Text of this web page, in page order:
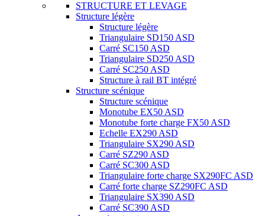
STRUCTURE ET LEVAGE
Structure légère
Structure légère
Triangulaire SD150 ASD
Carré SC150 ASD
Triangulaire SD250 ASD
Carré SC250 ASD
Structure à rail BT intégré
Structure scénique
Structure scénique
Monotube EX50 ASD
Monotube forte charge FX50 ASD
Echelle EX290 ASD
Triangulaire SX290 ASD
Carré SZ290 ASD
Carré SC300 ASD
Triangulaire forte charge SX290FC ASD
Carré forte charge SZ290FC ASD
Triangulaire SX390 ASD
Carré SC390 ASD